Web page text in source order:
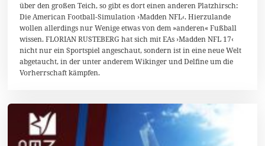
b
e
r
2
0
1
6
über den großen Teich, so gibt es dort einen anderen Platzhirsch:
Die American Football-Simulation ›Madden NFL‹. Hierzulande
wollen allerdings nur Wenige etwas von dem »anderen« Fußball
wissen. FLORIAN RUSTEBERG hat sich mit EAs ›Madden NFL 17‹
nicht nur ein Sportspiel angeschaut, sondern ist in eine neue Welt
abgetaucht, in der unter anderem Wikinger und Delfine um die
Vorherrschaft kämpfen.